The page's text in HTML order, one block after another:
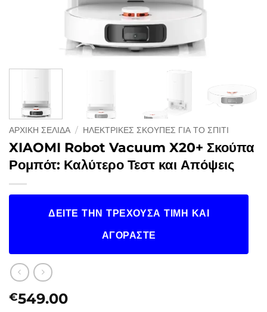
ΑΡΧΙΚΉ ΣΕΛΊΔΑ / ΗΛΕΚΤΡΙΚΈΣ ΣΚΟΎΠΕΣ ΓΙΑ ΤΟ ΣΠΊΤΙ
XIAOMI Robot Vacuum X20+ Σκούπα
Ρομπότ: Καλύτερο Τεστ και Απόψεις
ΔΕΊΤΕ ΤΗΝ ΤΡΈΧΟΥΣΑ ΤΙΜΉ ΚΑΙ
ΑΓΟΡΆΣΤΕ
€549.00